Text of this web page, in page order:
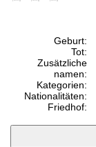
Geburt:
Tot:
Zusätzliche
namen:
Kategorien:
Nationalitäten:
Friedhof: